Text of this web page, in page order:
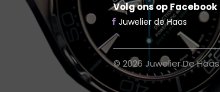
Volg ons op Facebook
Juwelier de Haas
© 2026 Juwelier De Haas